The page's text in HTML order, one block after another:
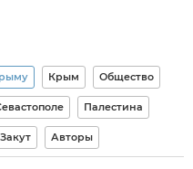
Крым Общество
Палестина
Авторы